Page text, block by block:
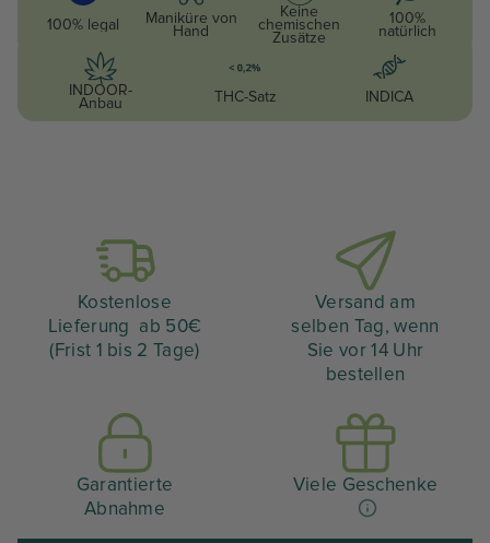
100% legal Maniküre von
Hand
Keine
chemischen
Zusätze
100%
natürlich
INDOOR-
Anbau THC-Satz INDICA
Kostenlose
Lieferung ab 50€
(Frist 1 bis 2 Tage)
Versand am
selben Tag, wenn
Sie vor 14 Uhr
bestellen
Garantierte
Abnahme
Viele Geschenke